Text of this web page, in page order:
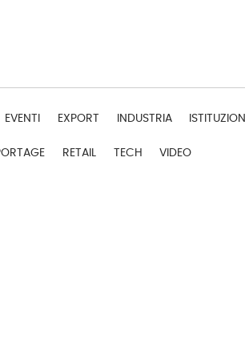
EVENTI EXPORT INDUSTRIA ISTITUZIONI
RETAIL TECH VIDEO